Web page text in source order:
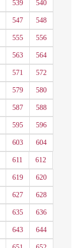
539 540
547 548
555 556
563 564
571 572
579 580
587 588
595 596
603 604
611 612
619 620
627 628
635 636
643 644